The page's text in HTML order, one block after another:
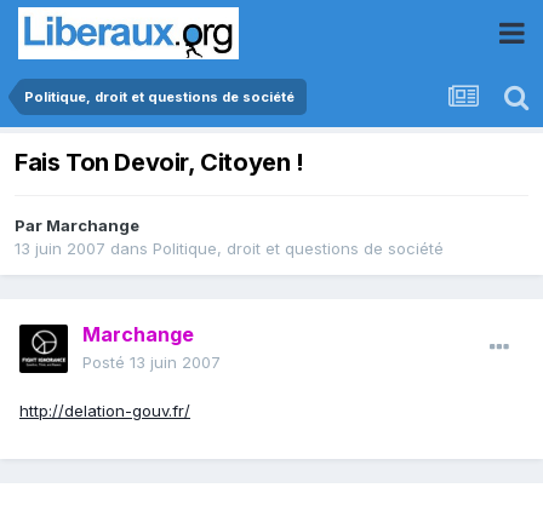
Politique, droit et questions de société
Fais Ton Devoir, Citoyen !
Par Marchange
13 juin 2007 dans Politique, droit et questions de société
Marchange
Posté 13 juin 2007
http://delation-gouv.fr/